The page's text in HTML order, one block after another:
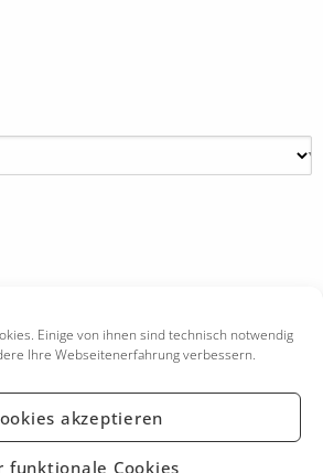
Einige von ihnen sind technisch notwendig
Ihre Webseitenerfahrung verbessern.
akzeptieren
funktionale Cookies
KONTAKT
IMPRESSUM